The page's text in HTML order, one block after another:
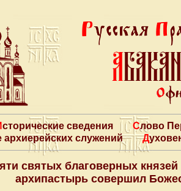
Исторические сведения
Слово
архиерейских служений
святых благоверных
архипастырь совершил